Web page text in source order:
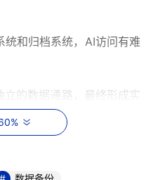
和归档系统，AI访问有难
的数据通路，最终形成实
数据管道三足鼎立。
多源异构的数据节点遍布